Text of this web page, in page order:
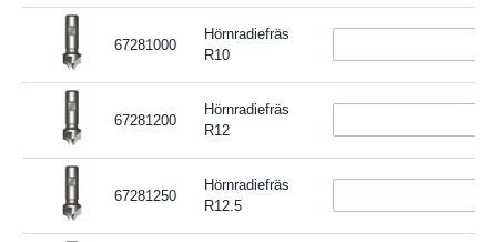
67281000
Hörnradiefräs
R10
67281200
Hörnradiefräs
R12
67281250
Hörnradiefräs
R12.5